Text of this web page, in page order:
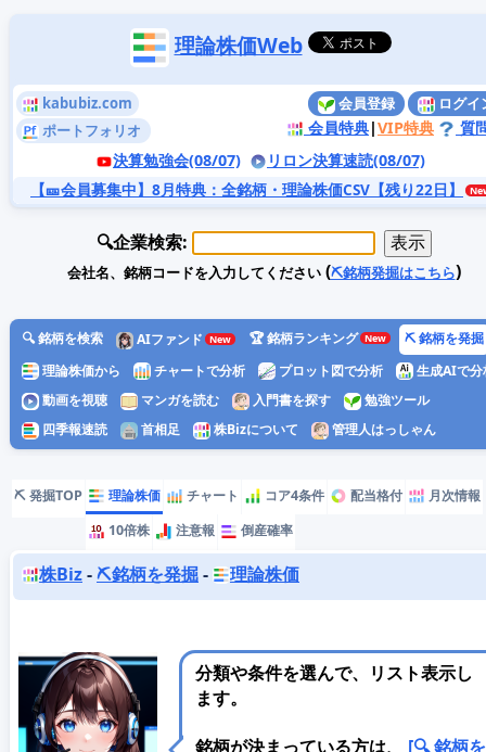
理論株価Web
kabubiz.com
ポートフォリオ
会員登録 ログイ
会員特典|VIP特典
質
決算勉強会(08/07)
リロン決算速読(08/07)
【🎫会員募集中】8月特典 ：全銘柄・理論株価CSV【残り22日】
🔍企業検索:
会社名、銘柄コードを入力してください(⛏️銘柄発掘はこちら)
🔍 銘柄を検索 AIファンド 🏆 銘柄ランキング
⛏️ 銘柄を発掘
理論株価から
チャートで分析 プロット図で分析
生成AIで分
動画を視聴
マンガを読む 入門書を探す
勉強ツール
四季報速読
首相足 株Bizについて 管理人はっしゃん
⛏️ 発掘TOP 理論株価 チャート コア4条件 配当格付
月次情報
10倍株
注意報 倒産確率
株Biz-⛏️銘柄を発掘- 理論株価
分類や条件を選んで、リスト表示し
ます。
銘柄が決まっている方は、 [🔍 銘柄を